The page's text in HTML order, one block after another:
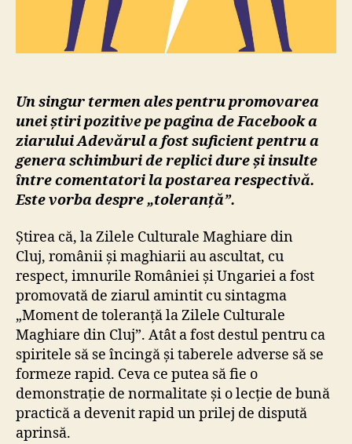
unguri
români
Un singur termen ales pentru promovarea
unei știri pozitive pe pagina de Facebook a
ziarului Adevărul a fost suficient pentru a
genera schimburi de replici dure și insulte
între comentatori la postarea respectivă.
Este vorba despre „toleranță”.
Știrea că, la Zilele Culturale Maghiare din
Cluj, românii și maghiarii au ascultat, cu
respect, imnurile României și Ungariei a fost
promovată de ziarul amintit cu sintagma
„Moment de toleranță la Zilele Culturale
Maghiare din Cluj”. Atât a fost destul pentru ca
spiritele să se încingă și taberele adverse să se
formeze rapid. Ceva ce putea să fie o
demonstrație de normalitate și o lecție de bună
practică a devenit rapid un prilej de dispută
aprinsă.